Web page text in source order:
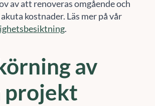
av att renoveras omgående och
kostnader. Läs mer på vår
.
av
projekt